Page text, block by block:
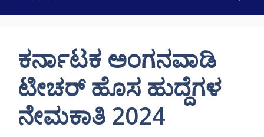
ಕರ್ನಾಟಕ ಅಂಗನವಾಡಿ
ಟೀಚರ್ ಹೊಸ ಹುದ್ದೆಗಳ
ನೇಮಕಾತಿ 2024